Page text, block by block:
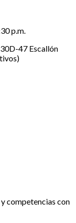
p.m.
47 Escallón
competencias con